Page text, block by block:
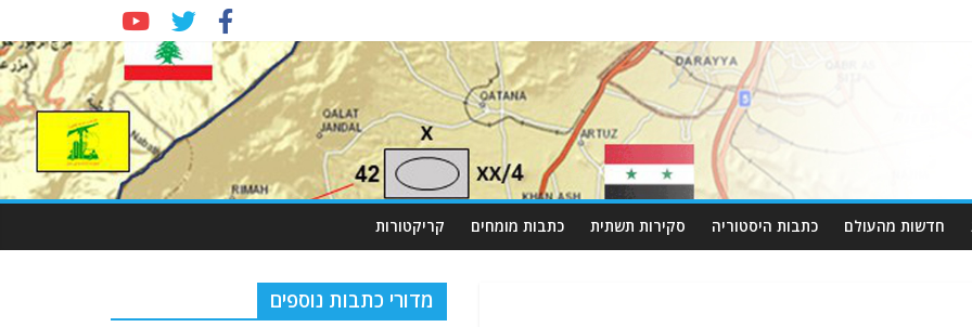
חדשות מהעולם כתבות היסטוריה סקירות תשתית כתבות מומחים קריקטורות
מדורי כתבות נוספים